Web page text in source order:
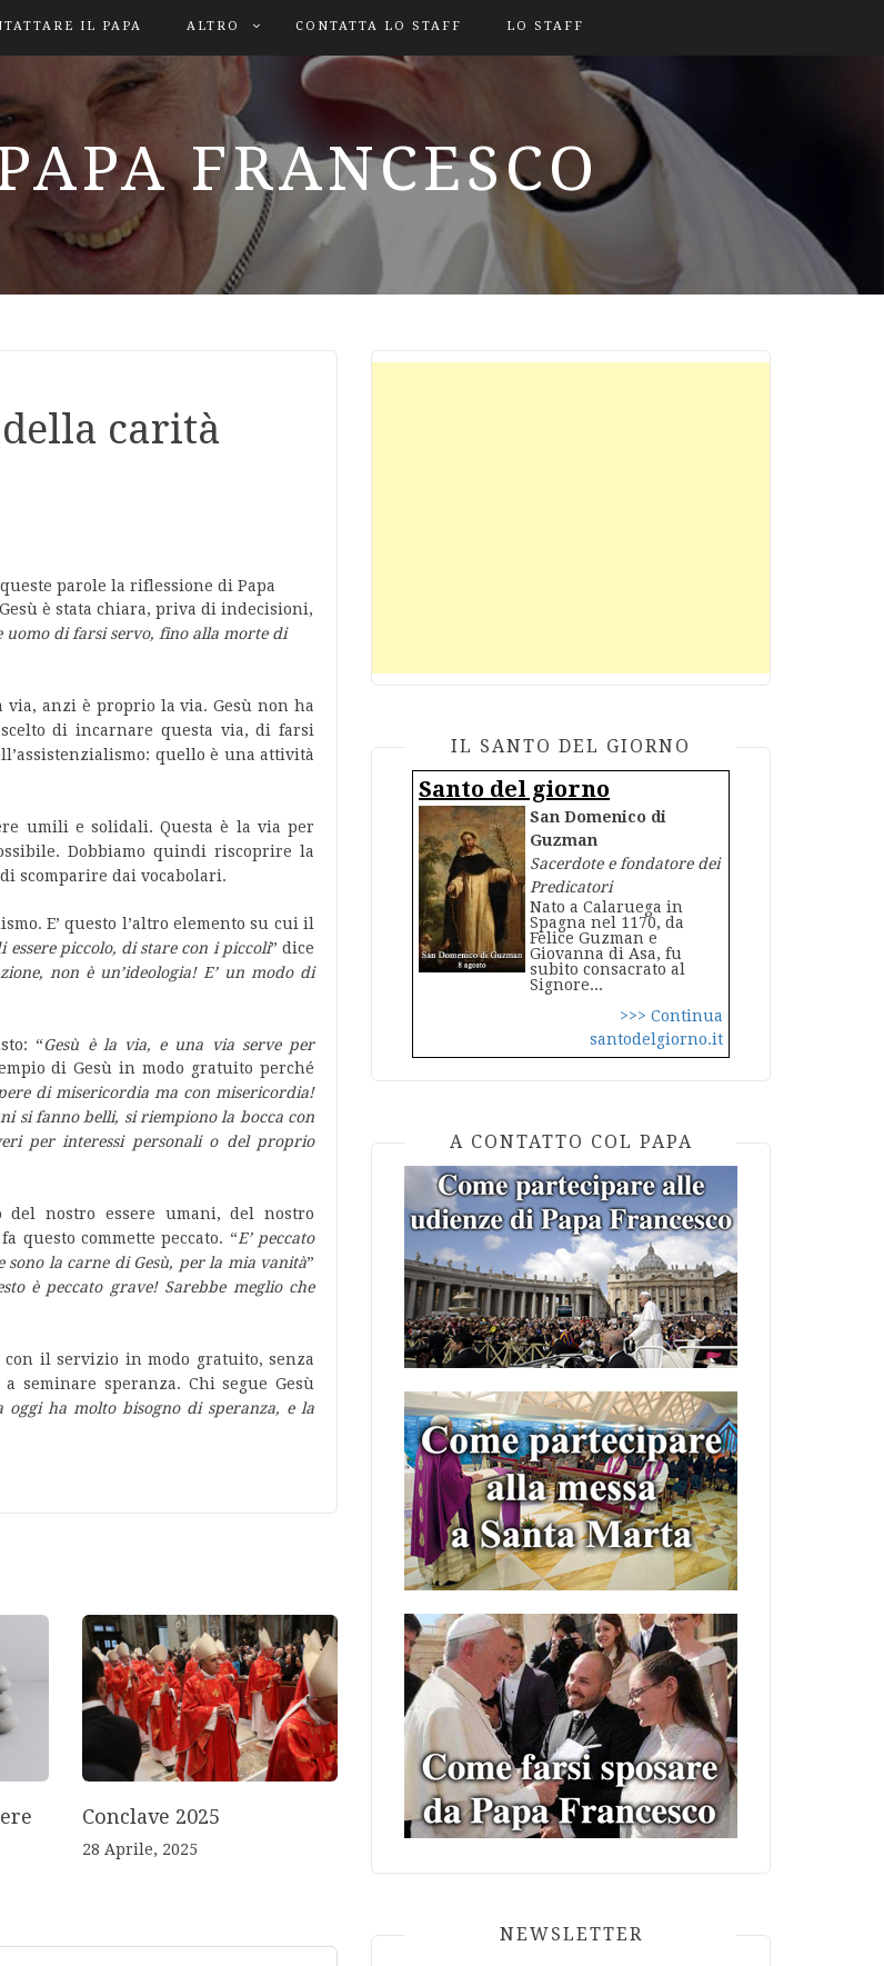
IL PAPA ALTRO CONTATTA LO STAFF LO STAFF
FRANCESCO
della carità
parole la riflessione di Papa
è stata chiara, priva di indecisioni,
uomo di farsi servo, fino alla morte di
via, anzi è proprio la via. Gesù non ha
di incarnare questa via, di farsi
quello è una attività
umili e solidali. Questa è la via per
Dobbiamo quindi riscoprire la
scomparire dai vocabolari.
E’ questo l’altro elemento su cui il
essere piccolo, di stare con i piccoli” dice
non è un’ideologia! E’ un modo di
“Gesù è la via, e una via serve per
di Gesù in modo gratuito perché
di misericordia ma con misericordia!
si fanno belli, si riempiono la bocca con
per interessi personali o del proprio
nostro essere umani, del nostro
questo commette peccato. “E’ peccato
sono la carne di Gesù, per la mia vanità”
è peccato grave! Sarebbe meglio che
il servizio in modo gratuito, senza
seminare speranza. Chi segue Gesù
oggi ha molto bisogno di speranza, e la
Conclave 2025
28 Aprile, 2025
IL SANTO DEL GIORNO
Santo del giorno
San Domenico di
Guzman
Sacerdote e fondatore dei
Predicatori
Nato a Calaruega in
Spagna nel 1170, da
Felice Guzman e
Giovanna di Asa, fu
subito consacrato al
Signore...
>>> Continua
santodelgiorno.it
A CONTATTO COL PAPA
NEWSLETTER